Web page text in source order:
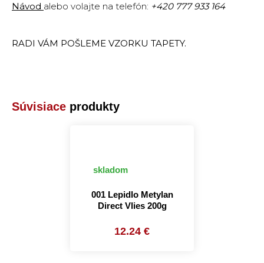
Návod alebo volajte na telefón: +420 777 933 164
RADI VÁM POŠLEME VZORKU TAPETY.
Súvisiace produkty
skladom
001 Lepidlo Metylan
Direct Vlies 200g
12.24 €